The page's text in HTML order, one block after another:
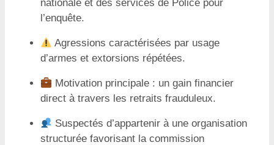
nationale et des services de Police pour
l’enquête.
Agressions caractérisées par usage
d’armes et extorsions répétées.
Motivation principale : un gain financier
direct à travers les retraits frauduleux.
Suspectés d’appartenir à une organisation
structurée favorisant la commission